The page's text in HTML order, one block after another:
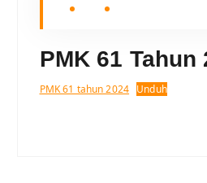
PMK 61 Tahun
PMK 61 tahun 2024 Unduh